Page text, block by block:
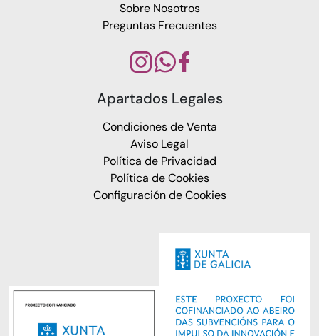
Sobre Nosotros
Preguntas Frecuentes
Apartados Legales
Condiciones de Venta
Aviso Legal
Política de Privacidad
Política de Cookies
Configuración de Cookies